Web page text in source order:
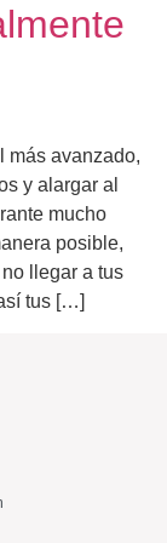
más avanzado,
y alargar al
mucho
posible,
llegar a tus
tus […]